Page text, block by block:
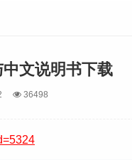
文说明书下载
36498